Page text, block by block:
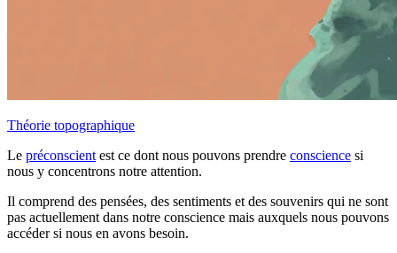
Théorie topographique
Le préconscient est ce dont nous pouvons prendre conscience si
nous y concentrons notre attention.
Il comprend des pensées, des sentiments et des souvenirs qui ne sont
pas actuellement dans notre conscience mais auxquels nous pouvons
accéder si nous en avons besoin.